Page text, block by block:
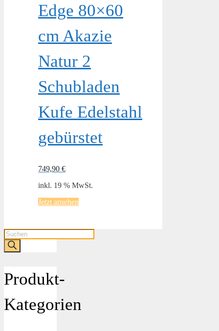
Edge 80×60
cm Akazie
Natur 2
Schubladen
Kufe Edelstahl
gebürstet
749,90 €
inkl. 19 % MwSt.
Jetzt ansehen
Products
search
Produkt-
Kategorien